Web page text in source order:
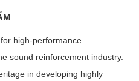
high-performance
sound reinforcement industry.
in developing highly